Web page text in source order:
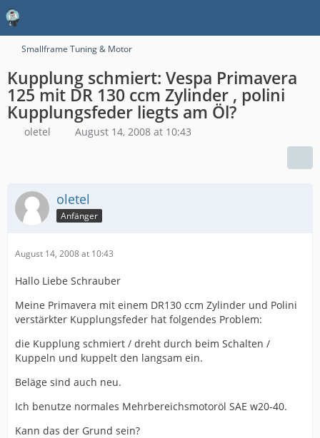
Smallframe Tuning & Motor
Kupplung schmiert: Vespa Primavera
125 mit DR 130 ccm Zylinder , polini
Kupplungsfeder liegts am Öl?
oletel August 14, 2008 at 10:43
oletel
Anfänger
August 14, 2008 at 10:43
Hallo Liebe Schrauber
Meine Primavera mit einem DR130 ccm Zylinder und Polini
verstärkter Kupplungsfeder hat folgendes Problem:
die Kupplung schmiert / dreht durch beim Schalten /
Kuppeln und kuppelt den langsam ein.
Beläge sind auch neu.
Ich benutze normales Mehrbereichsmotoröl SAE w20-40.
Kann das der Grund sein?